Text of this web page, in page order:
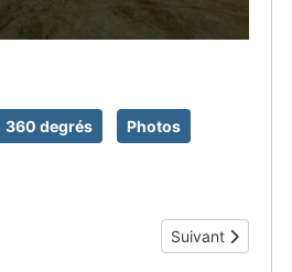
360 degrés Photos
Article suivant :
Suivant